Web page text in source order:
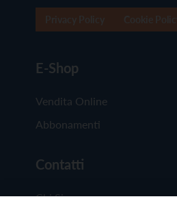
E-Shop
Vendita Online
Abbonamenti
Contatti
Chi Siamo